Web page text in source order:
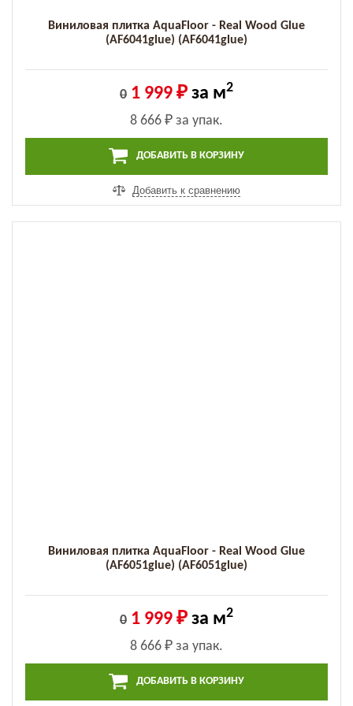
Виниловая плитка AquaFloor - Real Wood Glue
(AF6041glue) (AF6041glue)
0 1 999 ₽ за м2
8 666 ₽ за упак.
ДОБАВИТЬ В КОРЗИНУ
Добавить к сравнению
Виниловая плитка AquaFloor - Real Wood Glue
(AF6051glue) (AF6051glue)
0 1 999 ₽ за м2
8 666 ₽ за упак.
ДОБАВИТЬ В КОРЗИНУ